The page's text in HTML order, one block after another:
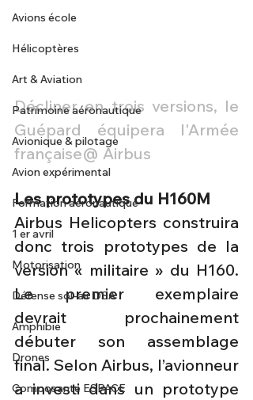
Avions école
Hélicoptères
Art & Aviation
Patrimoine aéronautique
Avionique & pilotage
Avion expérimental
Formation aéronautique
1 er avril
Motorisation
Défense sol-air DSA
Amphibie
Drones
Composante ESPACE
Décliner en trois versions, le
Guépard équipera l'Armée
française@ Airbus
Les prototypes du H160M
Airbus Helicopters construira
donc trois prototypes de la
version « militaire » du H160.
Le premier exemplaire
devrait prochainement
débuter son assemblage
final. Selon Airbus, l’avionneur
a investi dans un prototype